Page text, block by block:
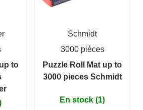
to
Schmidt
3000 pièces
Puzzle Roll Mat up to
3000 pieces Schmidt
En stock (1)